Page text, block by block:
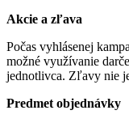
Akcie a zľava
Počas vyhlásenej
možné využívanie
jednotlivca. Zľavy nie
Predmet objednávky